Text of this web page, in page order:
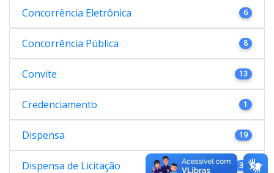
Concorrência Eletrônica 6
Concorrência Pública 8
Convite 13
Credenciamento 1
Dispensa 19
Dispensa de Licitação 38